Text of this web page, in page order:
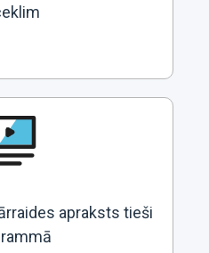
apraksts tieši